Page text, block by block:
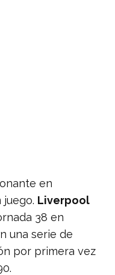
en
Liverpool
38 en
una serie de
por primera vez